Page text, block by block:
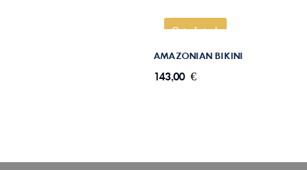
BIKINI
Out of stock
AMAZONIAN BIKINI
AMAZONIAN BIKINI
143,00 €